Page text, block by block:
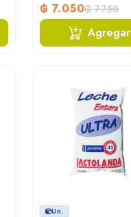
₲ 7.050₲ 7.750
Agregar
Un.